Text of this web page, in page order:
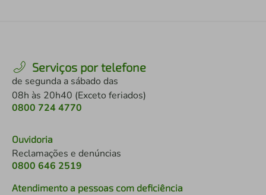
Serviços por telefone
de segunda a sábado das
08h às 20h40 (Exceto feriados)
0800 724 4770
Ouvidoria
Reclamações e denúncias
0800 646 2519
Atendimento a pessoas com deficiência